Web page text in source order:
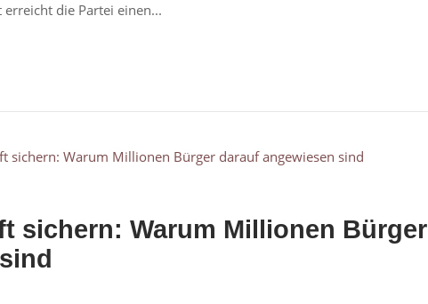
die Partei einen...
sichern: Warum Millionen Bürger